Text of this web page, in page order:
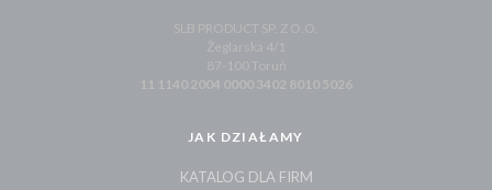
SLB PRODUCT SP. Z O.O.
Żeglarska 4/1
87-100 Toruń
11 1140 2004 0000 3402 8010 5026
JAK DZIAŁAMY
KATALOG DLA FIRM